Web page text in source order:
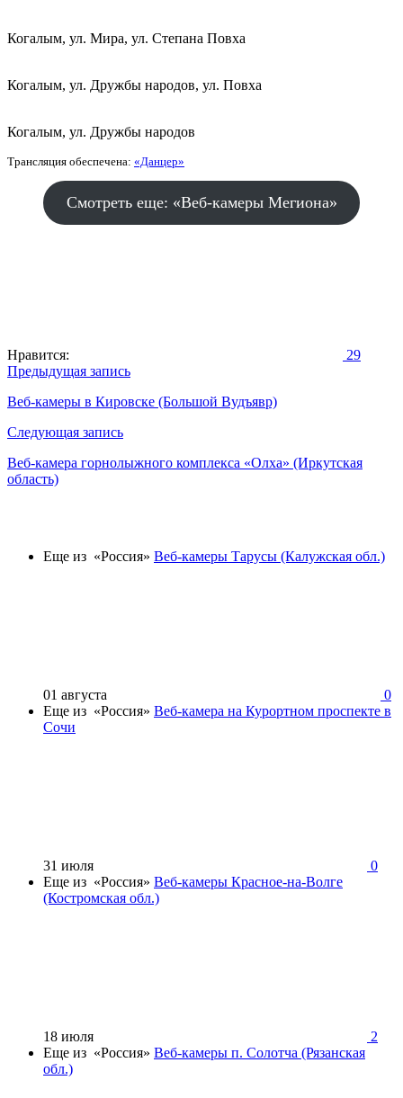
Когалым, ул. Мира, ул. Степана Повха
Когалым, ул. Дружбы народов, ул. Повха
Когалым, ул. Дружбы народов
Трансляция обеспечена: «Данцер»
Смотреть еще: «Веб-камеры Мегиона»
Нравится: 29
Навигация
по
записям
Предыдущая запись
Веб-камеры в Кировске (Большой Вудъявр)
Следующая запись
Веб-камера горнолыжного комплекса «Олха» (Иркутская
область)
Еще из «Россия» Веб-камеры Тарусы (Калужская обл.)
01 августа
0
Еще из «Россия» Веб-камера на Курортном проспекте в
Сочи
31 июля
0
Еще из «Россия» Веб-камеры Красное-на-Волге
(Костромская обл.)
18 июля
2
Еще из «Россия» Веб-камеры п. Солотча (Рязанская
обл.)